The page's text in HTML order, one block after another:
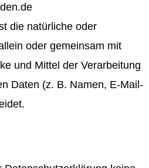
die natürliche oder
oder gemeinsam mit
und Mittel der Verarbeitung
Daten (z. B. Namen, E-Mail-